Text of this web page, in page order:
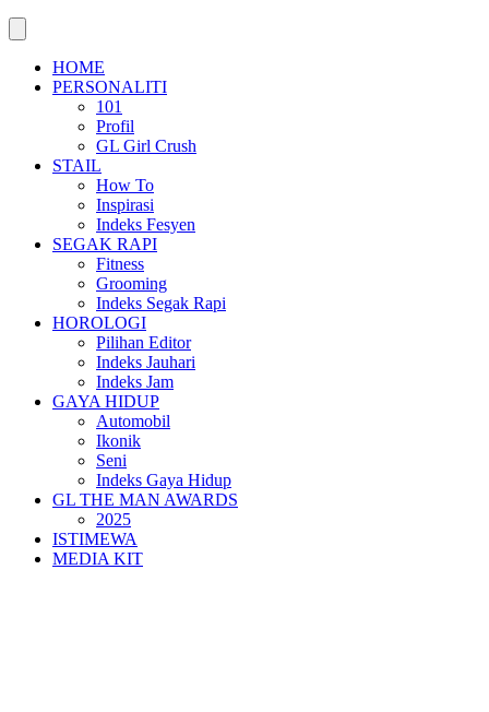
HOME
PERSONALITI
101
Profil
GL Girl Crush
STAIL
How To
Inspirasi
Indeks Fesyen
SEGAK RAPI
Fitness
Grooming
Indeks Segak Rapi
HOROLOGI
Pilihan Editor
Indeks Jauhari
Indeks Jam
GAYA HIDUP
Automobil
Ikonik
Seni
Indeks Gaya Hidup
GL THE MAN AWARDS
2025
ISTIMEWA
MEDIA KIT